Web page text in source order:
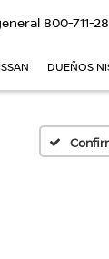
800-711-
DUEÑOS